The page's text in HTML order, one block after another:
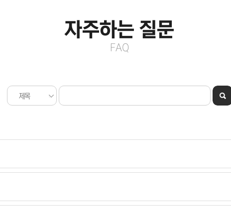
자주하는 질문